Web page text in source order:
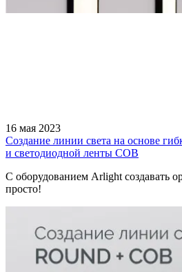
16 мая 2023
Создание линии света на основе
и светодиодной ленты COB
С оборудованием Arlight создавать
просто!